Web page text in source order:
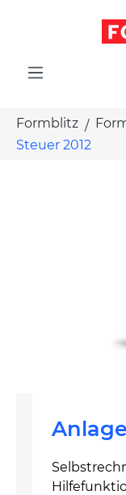
Formblitz
Steuer 2012
Anlage